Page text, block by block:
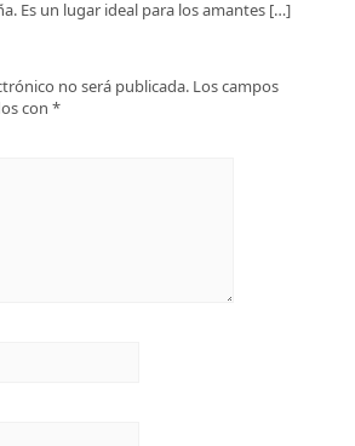
Es un lugar ideal para los amantes […]
no será publicada. Los campos
con *